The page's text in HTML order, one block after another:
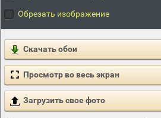
Обрезать изображение
Скачать обои
Просмотр во весь экран
Загрузить свое фото